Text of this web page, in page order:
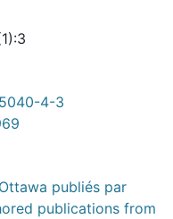
4-3
publiés par
publications from